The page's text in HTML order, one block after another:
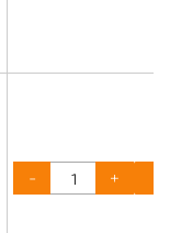
- +